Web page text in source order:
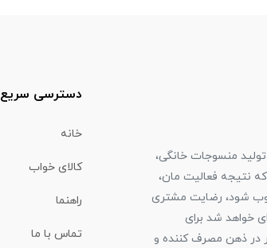
منسوجات خانگی،
که نتیجه فعالیت مان،
شود، رضایت مشتری
خواهد شد برای
در ذهن مصرف کننده و
دسترسی سریع
خانه
کالای خواب
راهنما
تماس با ما